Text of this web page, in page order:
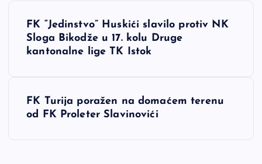
NFK “Jedinstvo” Huskići slavilo protiv NK
Sloga Bikodže u 17. kolu Druge
kantonalne lige TK Istok
FK Turija poražen na domaćem terenu
od FK Proleter Slavinovići